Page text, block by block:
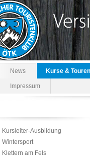
News Kurse & Touren
Impressum
Kursleiter-Ausbildung
Wintersport
Klettern am Fels